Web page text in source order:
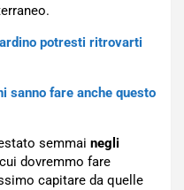
potresti ritrovarti
sanno fare anche questo
semmai negli
dovremmo fare
capitare da quelle